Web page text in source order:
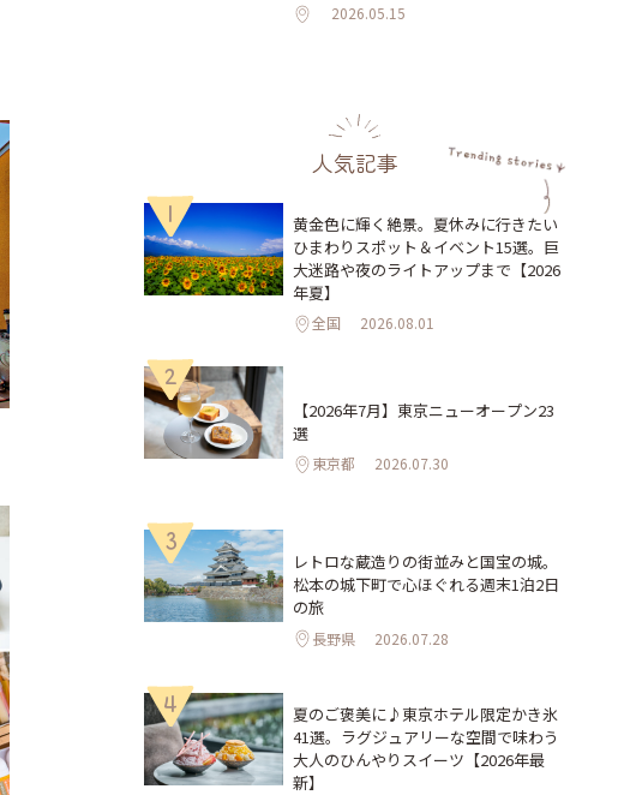
2026.05.15
人気記事
1
黄金色に輝く絶景。夏休みに行きたい
ひまわりスポット＆イベント15選。巨
大迷路や夜のライトアップまで【2026
年夏】
全国 2026.08.01
2
【2026年7月】東京ニューオープン23
選
東京都 2026.07.30
3
レトロな蔵造りの街並みと国宝の城。
松本の城下町で心ほぐれる週末1泊2日
の旅
長野県 2026.07.28
4
夏のご褒美に♪東京ホテル限定かき氷
41選。ラグジュアリーな空間で味わう
大人のひんやりスイーツ【2026年最
新】